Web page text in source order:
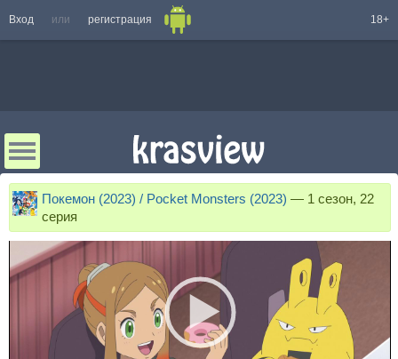
Вход или регистрация 18+
Покемон (2023) / Pocket Monsters (2023) — 1 сезон, 22
серия